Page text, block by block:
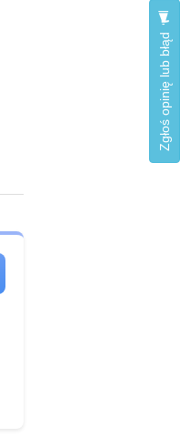
Zgłoś opinię lub błąd